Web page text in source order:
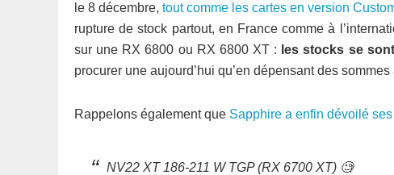
le 8 décembre,tout comme les cartes en version
rupture de stock partout, en France comme à
sur une RX 6800 ou RX 6800 XT : les stocks se
procurer une aujourd’hui qu’en dépensant des
Rappelons également que Sapphire a enfin dévoilé
NV22 XT 186-211 W TGP (RX 6700 XT) 🧐